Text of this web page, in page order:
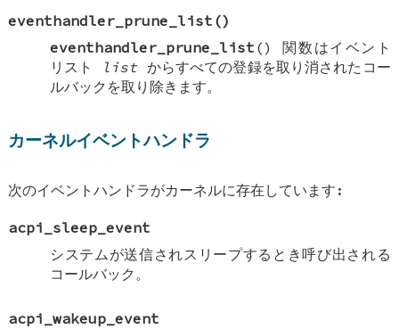
eventhandler_prune_list ()
eventhandler_prune_list () 関数はイベント
リスト
listからすべての登録を取り消されたコー
ルバックを取り除きます。
カーネルイベントハンドラ
次のイベントハンドラがカーネルに存在しています:
acpi_sleep_event
システムが送信されスリープするとき呼び出される
コールバック。
acpi_wakeup_event